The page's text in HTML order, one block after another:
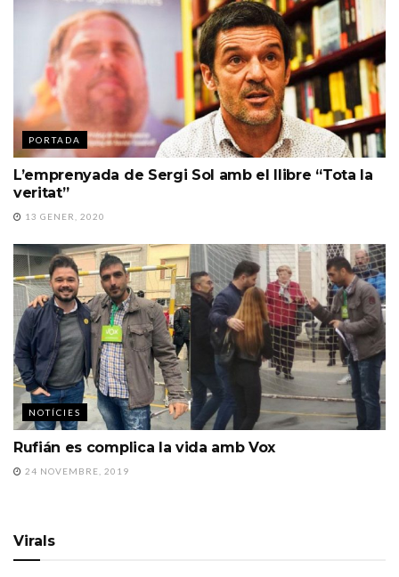
PORTADA
L’emprenyada de Sergi Sol amb el llibre “Tota la
veritat”
13 GENER, 2020
NOTÍCIES
Rufián es complica la vida amb Vox
24 NOVEMBRE, 2019
Virals